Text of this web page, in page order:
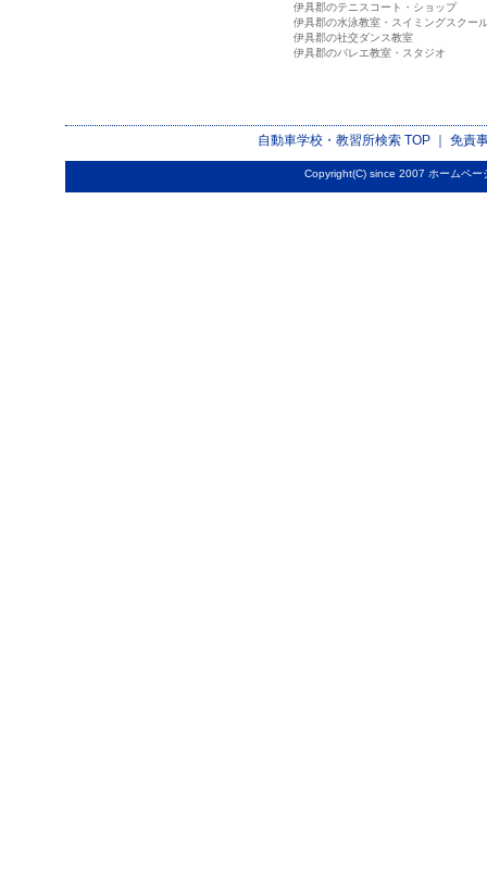
伊具郡のテニスコート・ショップ
伊具郡の水泳教室・スイミングスクー
伊具郡の社交ダンス教室
伊具郡のバレエ教室・スタジオ
自動車学校・教習所検索TOP ｜ 免責
Copyright(C) since 2007 ホームペー